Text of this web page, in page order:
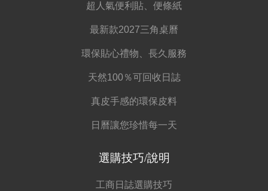
超人氣便利貼、便條紙
最新款2027三角桌曆
環保貼心禮物、長久服務
天然100％可回收日誌
真皮手感的環保皮料
日曆讓您珍惜每一天
選購技巧/說明
工商日誌選購技巧